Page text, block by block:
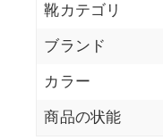
靴カテゴリ
ブランド
カラー
商品の状能